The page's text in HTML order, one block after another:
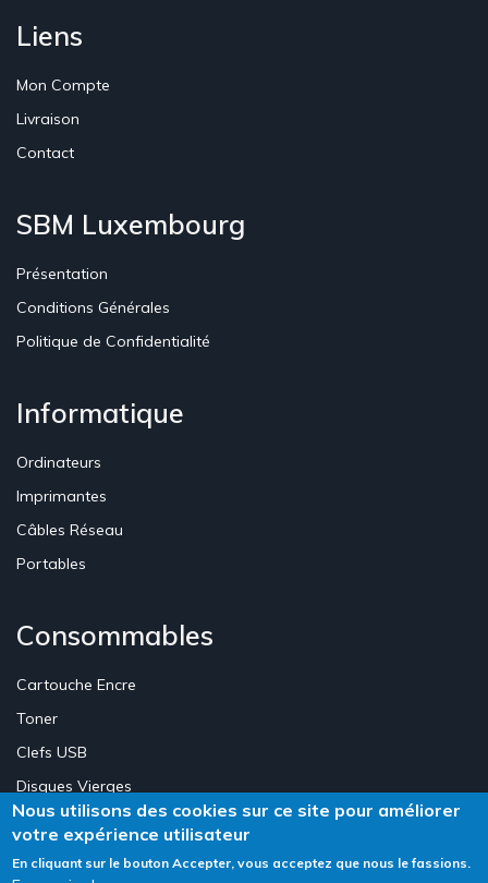
Liens
Mon Compte
Livraison
Contact
SBM Luxembourg
Présentation
Conditions Générales
Politique de Confidentialité
Informatique
Ordinateurs
Imprimantes
Câbles Réseau
Portables
Consommables
Cartouche Encre
Toner
Clefs USB
Disques Vierges
Création Site E-commerce Luxembourg - Neweb Creations
Nous utilisons des cookies sur ce site pour améliorer
votre expérience utilisateur
En cliquant sur le bouton Accepter, vous acceptez que nous le fassions.